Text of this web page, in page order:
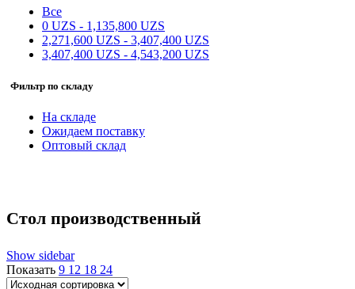
Все
0 UZS - 1,135,800 UZS
2,271,600 UZS - 3,407,400 UZS
3,407,400 UZS - 4,543,200 UZS
Фильтр по складу
На складе
Ожидаем поставку
Оптовый склад
Стол производственный
Show sidebar
Показать 9 12 18 24